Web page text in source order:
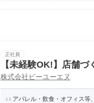
正社員
【未経験OK!】店舗
株式会社ビーユーエヌ
アパレル・飲食・オフィス